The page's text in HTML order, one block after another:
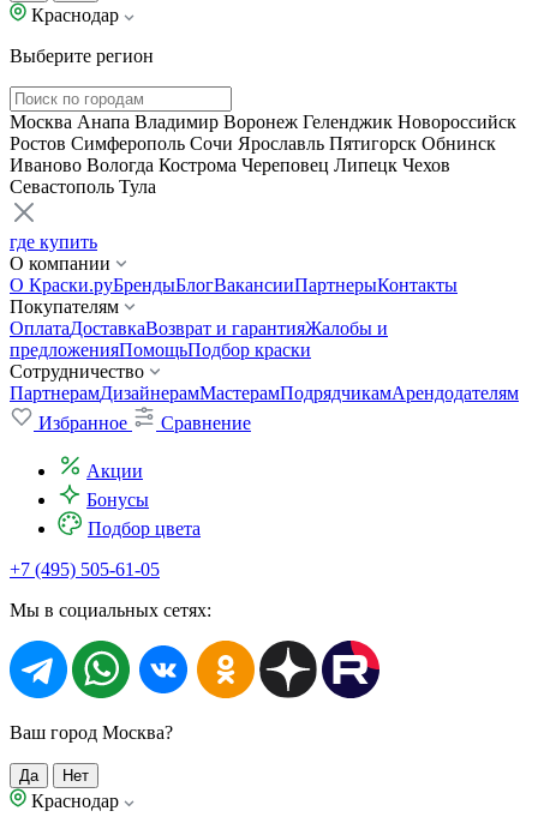
Краснодар
Выберите регион
Москва Анапа Владимир Воронеж Геленджик Новороссийск
Ростов Симферополь Сочи Ярославль Пятигорск Обнинск
Иваново Вологда Кострома Череповец Липецк Чехов
Севастополь Тула
где купить
О компании
О Краски.руБрендыБлогВакансииПартнерыКонтакты
Покупателям
ОплатаДоставкаВозврат и гарантияЖалобы и
предложенияПомощьПодбор краски
Сотрудничество
ПартнерамДизайнерамМастерамПодрядчикамАрендодателям
Избранное
Сравнение
Акции
Бонусы
Подбор цвета
+7 (495) 505-61-05
Мы в социальных сетях:
Ваш город Москва?
Да Нет
Краснодар